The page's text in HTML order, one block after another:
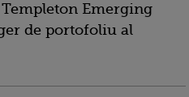
Emerging
de portofoliu al